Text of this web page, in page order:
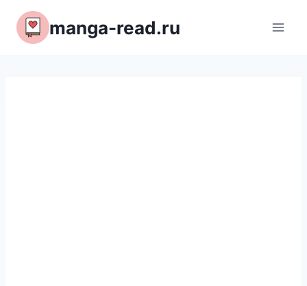
Перейти
содержимому
manga-read.ru